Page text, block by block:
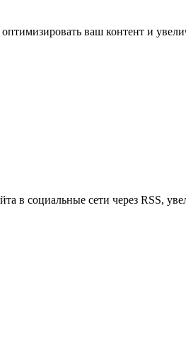
ваш контент и
в социальные сети через RSS,